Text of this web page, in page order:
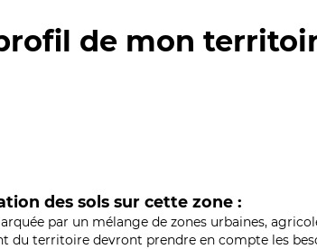
de mon
des sols sur cette zone :
par un mélange de zones urbaines,
du territoire devront prendre en compte les